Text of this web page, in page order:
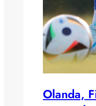
Olanda,